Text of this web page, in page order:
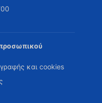
και cookies